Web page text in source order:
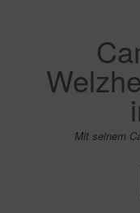
Mit seinem